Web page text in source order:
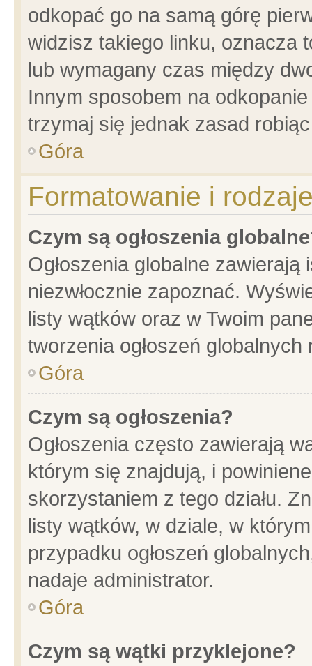
odkopać go na samą górę
widzisz takiego linku, oznacza
lub wymagany czas między
Innym sposobem na
trzymaj się jednak zasad
Góra
Formatowanie i
Czym są ogłoszenia
Ogłoszenia globalne
niezwłocznie zapoznać.
listy wątków oraz w Twoim
tworzenia ogłoszeń
Góra
Czym są ogłoszenia?
Ogłoszenia często zawierają
którym się znajdują, i
skorzystaniem z tego działu.
listy wątków, w dziale, w
przypadku ogłoszeń
nadaje administrator.
Góra
Czym są wątki przyklejone?